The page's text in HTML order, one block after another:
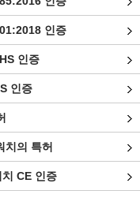
인증
인증
인증
치의 특허
CE 인증